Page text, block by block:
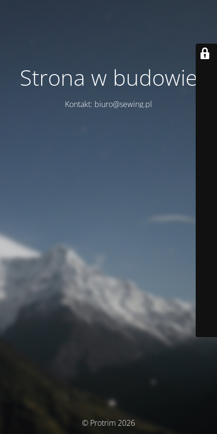
Strona w budowie
Kontakt: biuro@sewing.pl
© Protrim 2026